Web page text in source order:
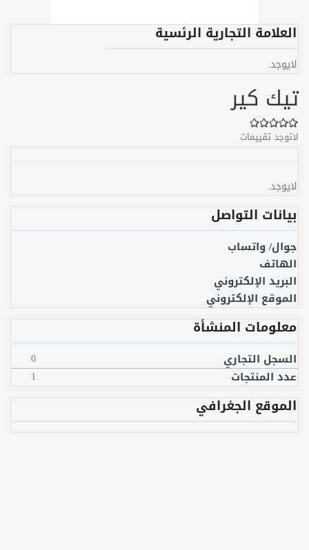
العلامة التجارية الرئسية
لايوجد.
تيك كير
لاتوجد تقييمات
لايوجد.
بيانات التواصل
جوال/ واتساب
الهاتف
البريد الإلكتروني
الموقع الإلكتروني
معلومات المنشأة
السجل التجاري 0
عدد المنتجات 1
الموقع الجغرافي